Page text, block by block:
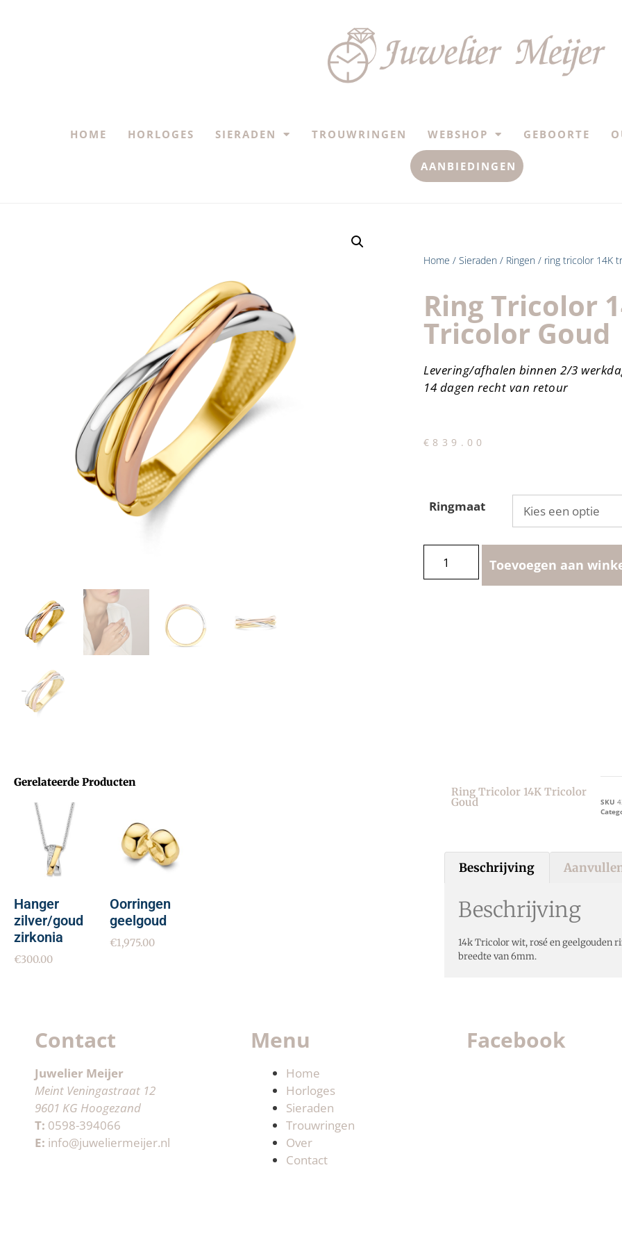
HOME HORLOGES SIERADEN TROUWRINGEN WEBSHOP GEBOORTE
AANBIEDINGEN
Home / Sieraden / Ringen / ring tricolor 14K
Ring Tricolor
Tricolor Goud
Levering/afhalen binnen 2/3
14 dagen recht van retour
€ 839.00
Ringmaat
Toevoegen aan
Gerelateerde Producten
Hanger
zilver/goud
zirkonia
€300.00
Oorringen
geelgoud
€1,975.00
Ring Tricolor 14K Tricolor
Goud SKU
Beschrijving
Beschrijving
14k Tricolor wit, rosé en geelgouden
breedte van 6mm.
Contact
Juwelier Meijer
Meint Veningastraat 12
9601 KG Hoogezand
T: 0598-394066
E: info@juweliermeijer.nl
Menu
Home
Horloges
Sieraden
Trouwringen
Over
Contact
Facebook